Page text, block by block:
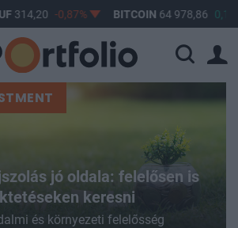
-0,87% BITCOIN64 978,86 0,14%
jó oldala: felelősen is
keresni
és környezeti felelősség